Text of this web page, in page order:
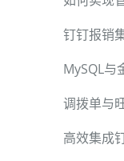
MySQL与
调拨单与